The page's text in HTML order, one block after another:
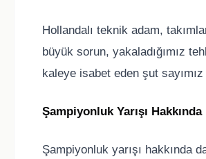
Hollandalı teknik adam,
büyük sorun, yakaladığımız
kaleye isabet eden şut
Şampiyonluk Yarışı Hakkında
Şampiyonluk yarışı hakkında